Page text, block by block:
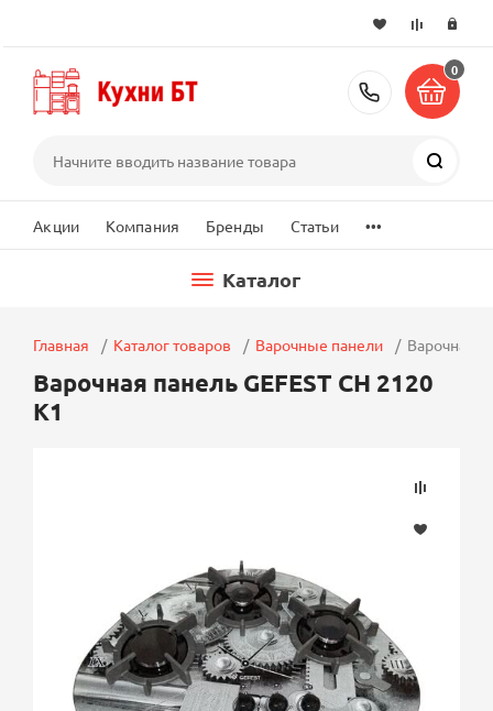
+7 (495)
0
Акции Компания Бренды Статьи ...
Каталог
Главная Каталог товаров Варочные панели Варочная
Варочная панель GEFEST СН 2120
К1